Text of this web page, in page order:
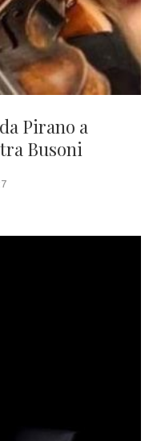
Pirano a
Busoni